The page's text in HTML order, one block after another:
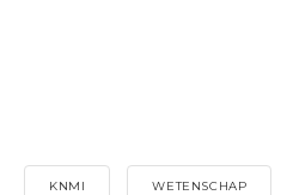
KNMI WETENSCHAP